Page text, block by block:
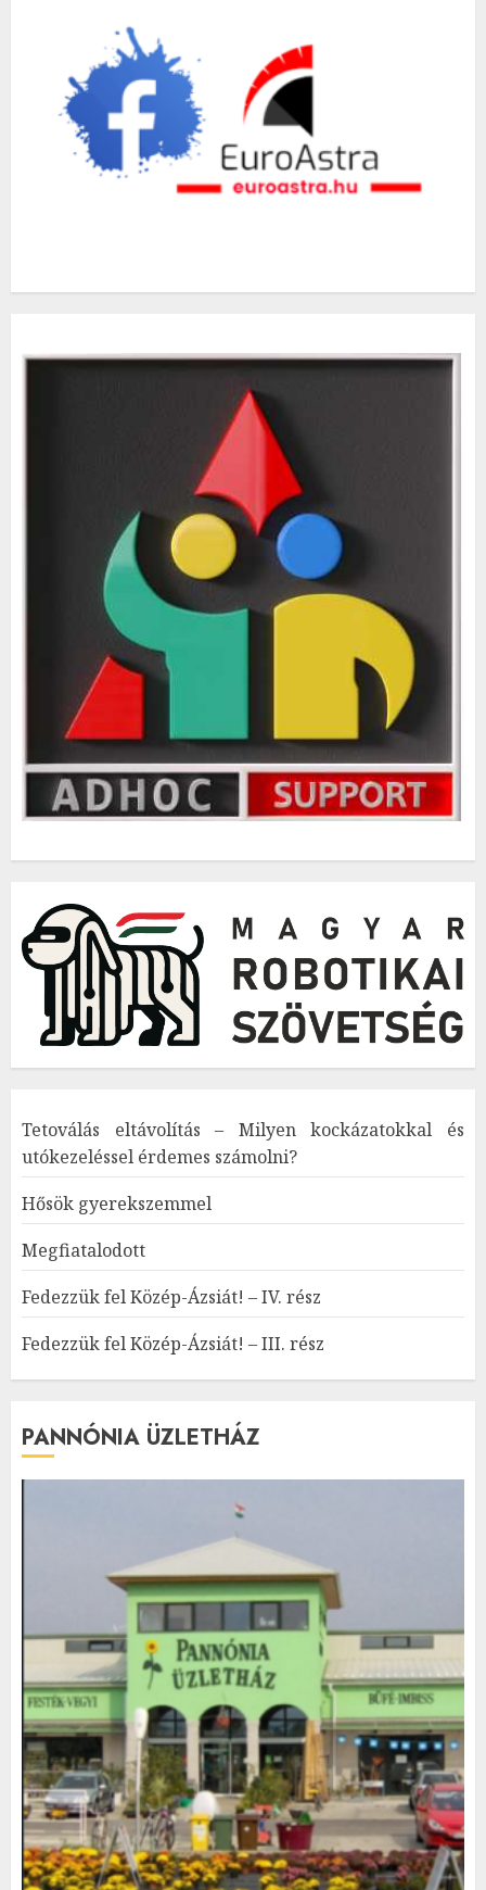
Tetoválás eltávolítás – Milyen kockázatokkal és
utókezeléssel érdemes számolni?
Hősök gyerekszemmel
Megfiatalodott
Fedezzük fel Közép-Ázsiát! – IV. rész
Fedezzük fel Közép-Ázsiát! – III. rész
PANNÓNIA ÜZLETHÁZ